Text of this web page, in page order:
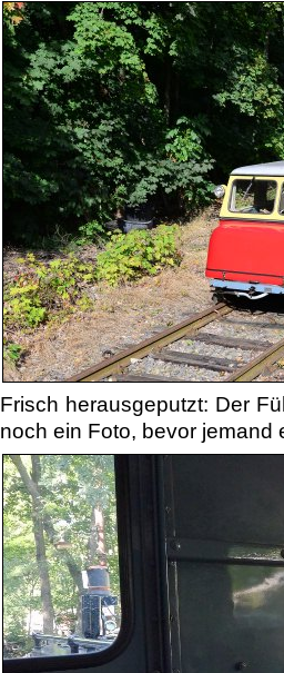
Frisch herausgeputzt: Der
noch ein Foto, bevor jemand